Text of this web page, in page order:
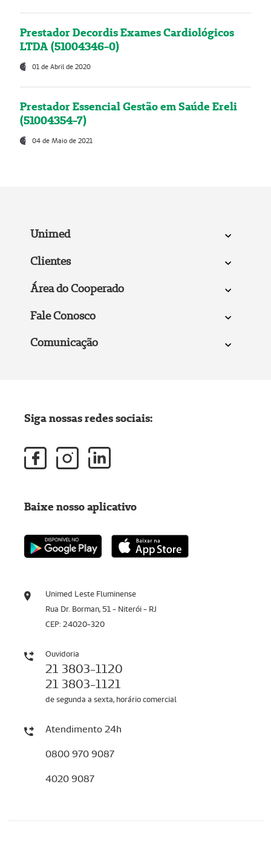
Prestador Decordis Exames Cardiológicos
LTDA (51004346-0)
01 de Abril de 2020
Prestador Essencial Gestão em Saúde Ereli
(51004354-7)
04 de Maio de 2021
Unimed
Clientes
Área do Cooperado
Fale Conosco
Comunicação
Unimed Leste Fluminense
Rua Dr. Borman, 51 - Niterói - RJ
CEP: 24020-320
Ouvidoria
21 3803-1120
21 3803-1121
de segunda a sexta, horário comercial
Atendimento 24h
0800 970 9087
4020 9087
Siga nossas redes sociais:
Baixe nosso aplicativo